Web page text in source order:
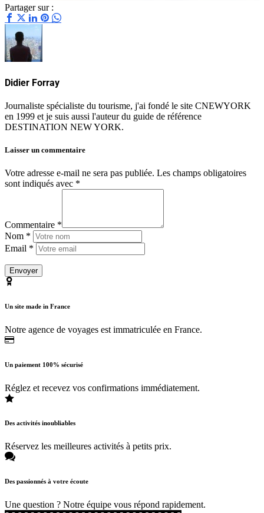
Partager sur :
Didier Forray
Journaliste spécialiste du tourisme, j'ai fondé le site CNEWYORK
en 1999 et je suis aussi l'auteur du guide de référence
DESTINATION NEW YORK.
Laisser un commentaire
Votre adresse e-mail ne sera pas publiée. Les champs obligatoires
sont indiqués avec *
Commentaire *
Nom *
Email *
Un site made in France
Notre agence de voyages est immatriculée en France.
Un paiement 100% sécurisé
Réglez et recevez vos confirmations immédiatement.
Des activités inoubliables
Réservez les meilleures activités à petits prix.
Des passionnés à votre écoute
Une question ? Notre équipe vous répond rapidement.